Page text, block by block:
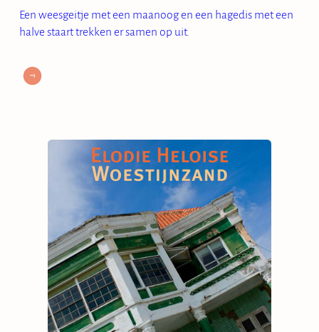
Een weesgeitje met een maanoog en een hagedis met een
halve staart trekken er samen op uit.